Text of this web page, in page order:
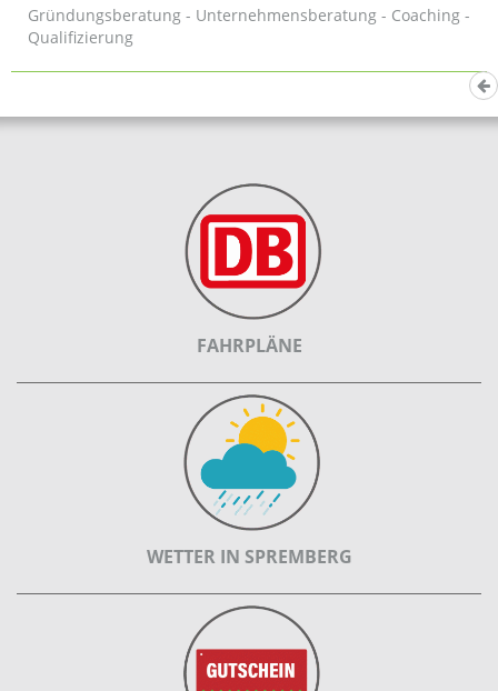
Gründungsberatung - Unternehmensberatung - Coaching -
Qualifizierung
FAHRPLÄNE
WETTER IN SPREMBERG